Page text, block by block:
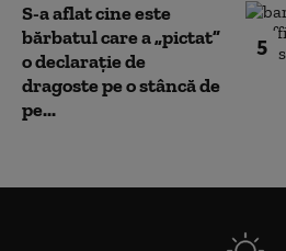
5
S-a aflat cine este
bărbatul care a „pictat”
o declarație de
dragoste pe o stâncă de
pe...